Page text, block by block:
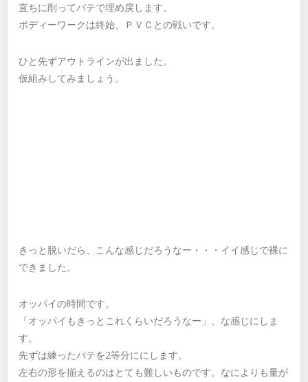
直ちに削ってパテで埋め戻します。
ボディーワークは終始、ＰＶＣとの戦いです。
ひと先ずアウトラインが出ました。
仮組みしてみましょう。
きっと脱いだら、こんな感じだろうなー・・・イイ感じで裸に
できました。
オッパイの時間です。
「オッパイもきっとこれくらいだろうなー」、な感じにしま
す。
先ずは練ったパテを2等分ににします。
左右の形を揃えるのはとても難しいものです。なによりも量が